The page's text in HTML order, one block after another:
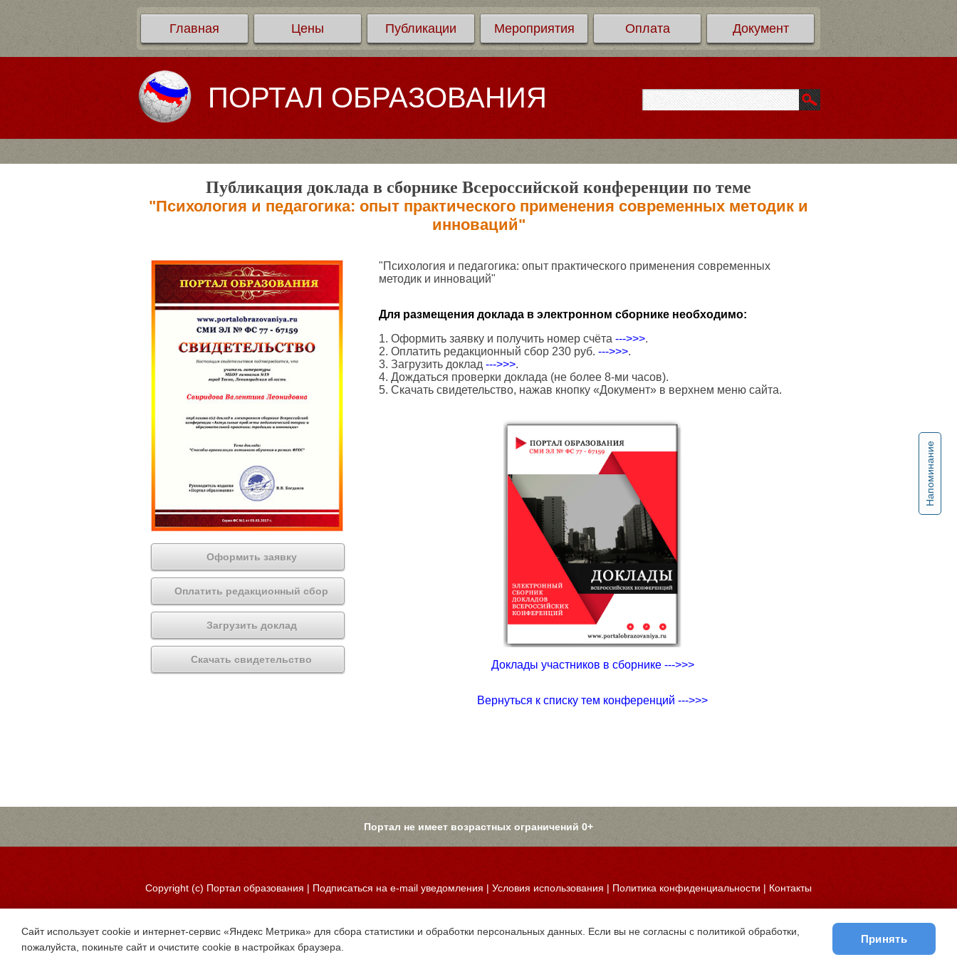
Главная Цены Публикации Мероприятия Оплата Документ
ПОРТАЛ ОБРАЗОВАНИЯ
Напоминание
Публикация доклада в сборнике Всероссийской конференции по теме
"Психология и педагогика: опыт практического применения современных методик и
инноваций"
Оформить заявку
Оплатить редакционный сбор
Загрузить доклад
Скачать свидетельство
"Психология и педагогика: опыт практического применения современных
методик и инноваций"
Для размещения доклада в электронном сборнике необходимо:
1. Оформить заявку и получить номер счёта --->>>.
2. Оплатить редакционный сбор 230 руб. --->>>.
3. Загрузить доклад --->>>.
4. Дождаться проверки доклада (не более 8-ми часов).
5. Скачать свидетельство, нажав кнопку «Документ» в верхнем меню сайта.
Доклады участников в сборнике --->>>
Вернуться к списку тем конференций --->>>
Портал не имеет возрастных ограничений 0+
Copyright (c) Портал образования | Подписаться на e-mail уведомления |Условия использования | Политика конфиденциальности| Контакты
Сайт использует cookie и интернет-сервис «Яндекс Метрика» для сбора статистики и обработки персональных данных. Если вы не согласны с политикой обработки,
пожалуйста, покиньте сайт и очистите cookie в настройках браузера.
Принять